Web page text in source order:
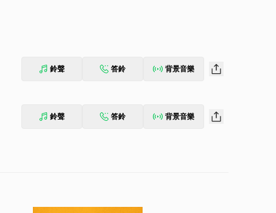
鈴聲 答鈴 背景音樂
鈴聲 答鈴 背景音樂